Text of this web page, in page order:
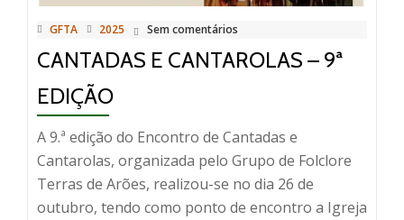
GFTA 2025 Sem comentários
CANTADAS E CANTAROLAS – 9ª
EDIÇÃO
A 9.ª edição do Encontro de Cantadas e
Cantarolas, organizada pelo Grupo de Folclore
Terras de Arões, realizou-se no dia 26 de
outubro, tendo como ponto de encontro a Igreja